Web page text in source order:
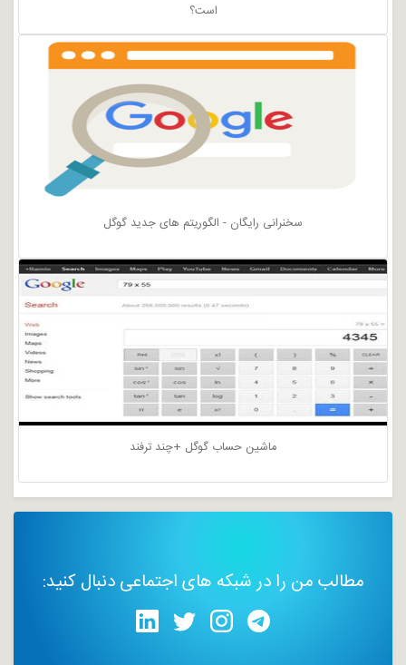
است؟
سخنرانی رایگان - الگوریتم های جدید گوگل
ماشین حساب گوگل +چند ترفند
مطالب من را در شبکه های اجتماعی دنبال کنید: